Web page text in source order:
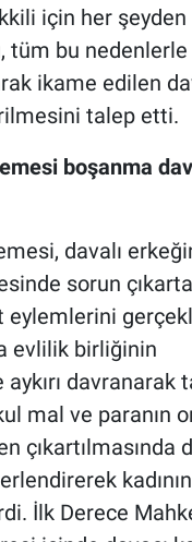
için her şeyden
tüm bu nedenlerle
ikame edilen
talep etti.
boşanma
davalı
sorun
eylemlerini
evlilik birliğinin
davranarak
mal ve paranın
çıkartılmasında
kadının
İlk Derece